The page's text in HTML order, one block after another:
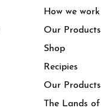
How we work
Our Products
Shop
Recipies
Our Products
The Lands of